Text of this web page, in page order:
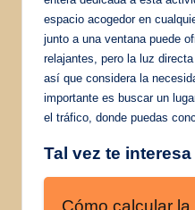
espacio acogedor en
junto a una ventana puede
relajantes, pero la luz
así que considera la
importante es buscar un
el tráfico, donde puedas
Tal vez te interesa
Cómo calcular